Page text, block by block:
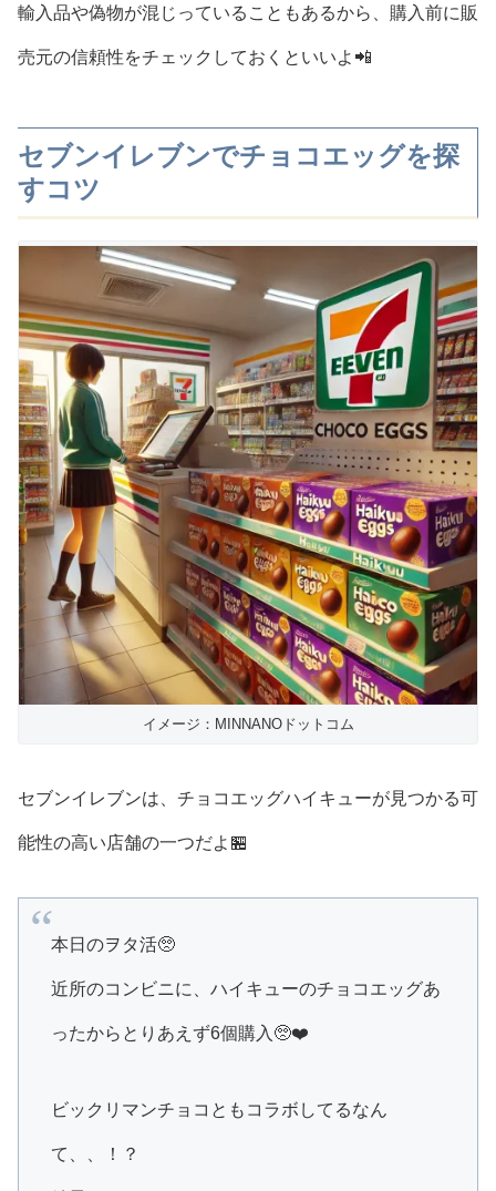
輸入品や偽物が混じっていることもあるから、購入前に販
売元の信頼性をチェックしておくといいよ📲
セブンイレブンでチョコエッグを探
すコツ
イメージ：MINNANOドットコム
セブンイレブンは、チョコエッグハイキューが見つかる可
能性の高い店舗の一つだよ🏪
本日のヲタ活🥺
近所のコンビニに、ハイキューのチョコエッグあ
ったからとりあえず6個購入🥺❤️
ビックリマンチョコともコラボしてるなん
て、、！？